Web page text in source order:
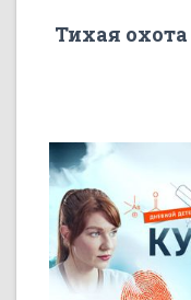
Тихая охота